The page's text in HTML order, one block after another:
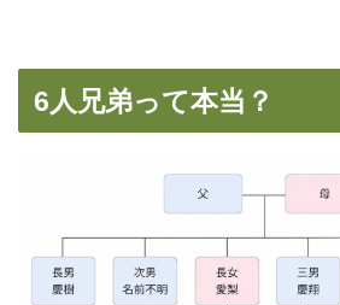
6人兄弟って本当？